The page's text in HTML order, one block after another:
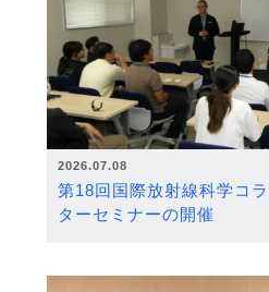
2026.07.08
第18回国際放射線科学コ
ターセミナーの開催